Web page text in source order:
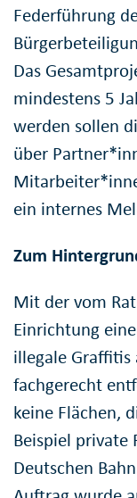
Federführung
Das
mindestens 5
werden sollen
über
ein internes
Zum
Mit der vom
Einrichtung
illegale Graffitis
fachgerecht
keine Flächen,
Beispiel private
Deutschen